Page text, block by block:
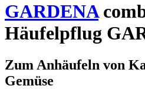
GARDENA
Häufelpflug
Zum Anhäufeln von
Gemüse